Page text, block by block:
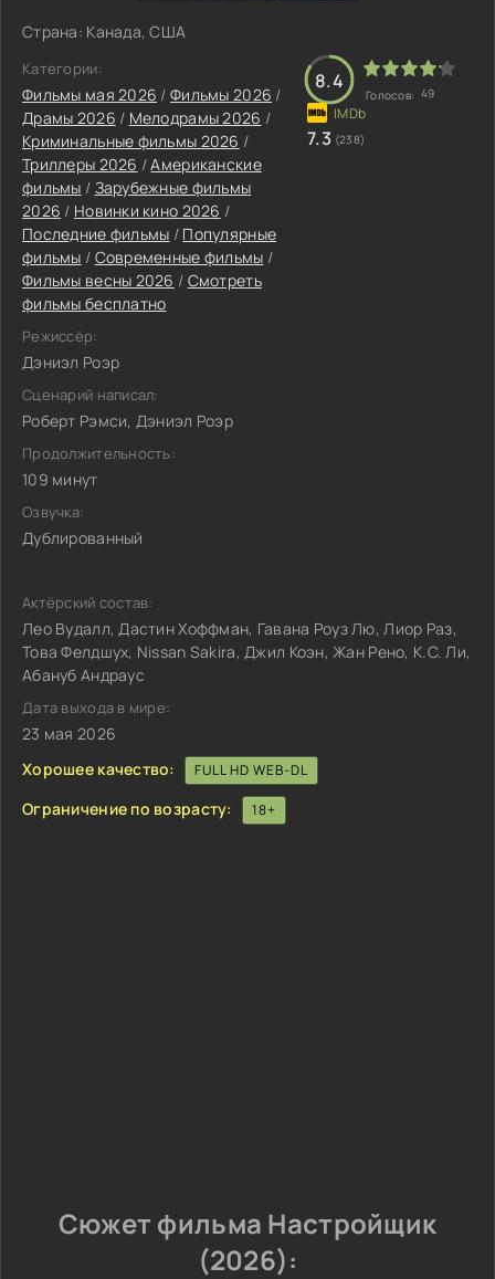
Страна: Канада, США
Категории:
Фильмы мая 2026 /Фильмы 2026 /
Драмы 2026 / Мелодрамы 2026 /
Криминальные фильмы 2026 /
Триллеры 2026 /Американские
фильмы / Зарубежные фильмы
2026 / Новинки кино 2026 /
Последние фильмы / Популярные
фильмы / Современные фильмы /
Фильмы весны 2026 / Смотреть
фильмы бесплатно
Режиссёр:
Дэниэл Роэр
Сценарий написал:
Роберт Рэмси, Дэниэл Роэр
Продолжительность:
109 минут
Озвучка:
Дублированный
8.4
Голосов: 49
7.3 (238)
Актёрский состав:
Лео Вудалл, Дастин Хоффман, Гавана Роуз Лю, Лиор Раз,
Това Фелдшух, Nissan Sakira, Джил Коэн, Жан Рено, К.С. Ли,
Абануб Андраус
Дата выхода в мире:
23 мая 2026
Хорошее качество:
FULL HD WEB-DL
Ограничение по возрасту: 18+
Сюжет фильма Настройщик
(2026):